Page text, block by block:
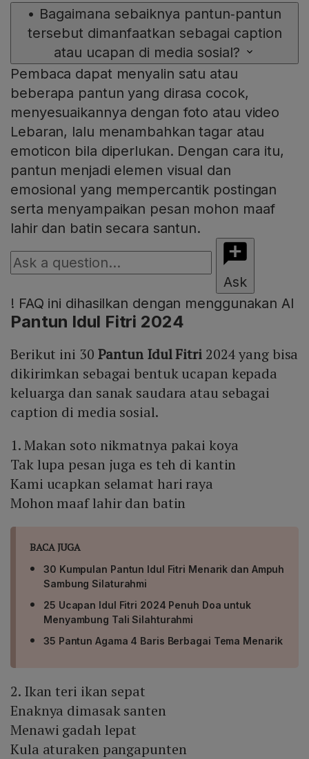
• Bagaimana sebaiknya pantun‑pantun
tersebut dimanfaatkan sebagai caption
atau ucapan di media sosial?
Pembaca dapat menyalin satu atau
beberapa pantun yang dirasa cocok,
menyesuaikannya dengan foto atau video
Lebaran, lalu menambahkan tagar atau
emoticon bila diperlukan. Dengan cara itu,
pantun menjadi elemen visual dan
emosional yang mempercantik postingan
serta menyampaikan pesan mohon maaf
lahir dan batin secara santun.
Ask
! FAQ ini dihasilkan dengan menggunakan AI
Pantun Idul Fitri 2024
Berikut ini 30 Pantun Idul Fitri2024 yang bisa
dikirimkan sebagai bentuk ucapan kepada
keluarga dan sanak saudara atau sebagai
caption di media sosial.
1. Makan soto nikmatnya pakai koya
Tak lupa pesan juga es teh di kantin
Kami ucapkan selamat hari raya
Mohon maaf lahir dan batin
BACA JUGA
30 Kumpulan Pantun Idul Fitri Menarik dan Ampuh
Sambung Silaturahmi
25 Ucapan Idul Fitri 2024 Penuh Doa untuk
Menyambung Tali Silahturahmi
35 Pantun Agama 4 Baris Berbagai Tema Menarik
2. Ikan teri ikan sepat
Enaknya dimasak santen
Menawi gadah lepat
Kula aturaken pangapunten